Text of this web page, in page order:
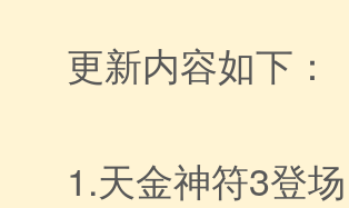
更新内容如下：
1.天金神符3登